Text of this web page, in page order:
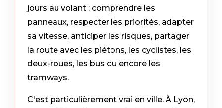
jours au volant : comprendre les
panneaux, respecter les priorités, adapter
sa vitesse, anticiper les risques, partager
la route avec les piétons, les cyclistes, les
deux-roues, les bus ou encore les
tramways.
C'est particulièrement vrai en ville. À Lyon,